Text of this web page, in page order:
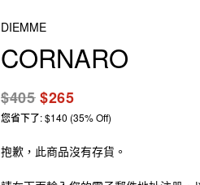
DIEMME
CORNARO
$405$265
您省下了: $140 (35% Off)
抱歉，此商品沒有存貨。